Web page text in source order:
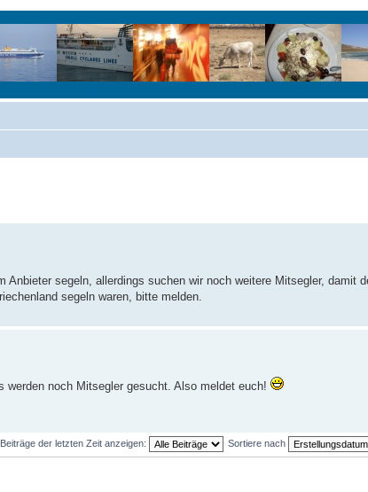
segeln, allerdings suchen wir noch weitere Mitsegler, damit
segeln waren, bitte melden.
noch Mitsegler gesucht. Also meldet euch!
Beiträge der letzten Zeit anzeigen: Sortiere nach